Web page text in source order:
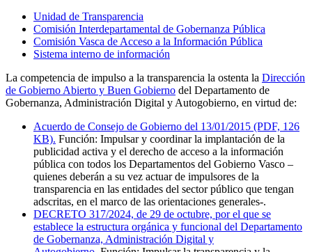
Unidad de Transparencia
Comisión Interdepartamental de Gobernanza Pública
Comisión Vasca de Acceso a la Información Pública
Sistema interno de información
La competencia de impulso a la transparencia la ostenta la Dirección
de Gobierno Abierto y Buen Gobierno del Departamento de
Gobernanza, Administración Digital y Autogobierno, en virtud de:
Acuerdo de Consejo de Gobierno del 13/01/2015 (PDF, 126
KB). Función: Impulsar y coordinar la implantación de la
publicidad activa y el derecho de acceso a la información
pública con todos los Departamentos del Gobierno Vasco –
quienes deberán a su vez actuar de impulsores de la
transparencia en las entidades del sector público que tengan
adscritas, en el marco de las orientaciones generales-.
DECRETO 317/2024, de 29 de octubre, por el que se
establece la estructura orgánica y funcional del Departamento
de Gobernanza, Administración Digital y